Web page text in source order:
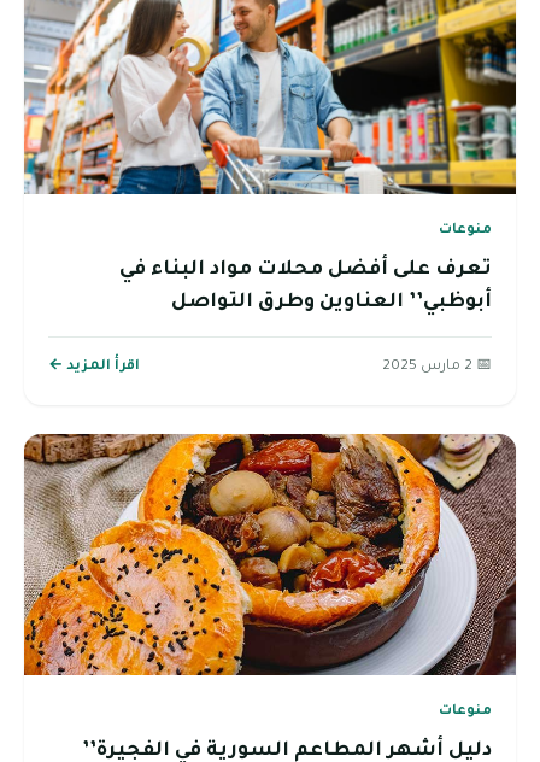
منوعات
تعرف على أفضل محلات مواد البناء في
أبوظبي’’ العناوين وطرق التواصل
📅 2 مارس 2025 اقرأ المزيد ←
منوعات
دليل أشهر المطاعم السورية في الفجيرة’’